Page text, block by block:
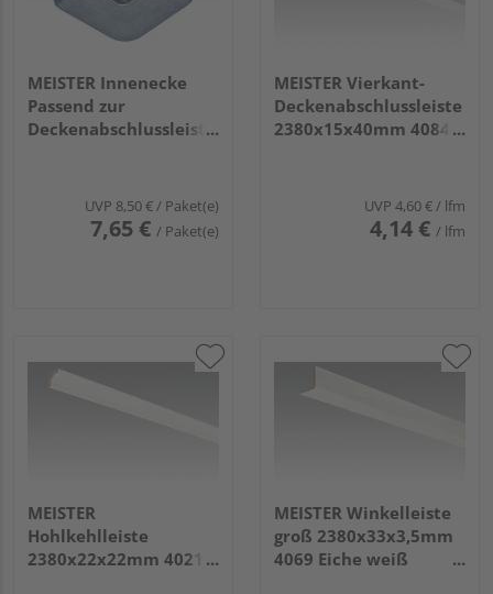
MEISTER Innenecke
Passend zur
Deckenabschlussleiste
UVP 8,50 €/ Paket(e)
7,65 € / Paket(e)
MEISTER Vierkant-
Deckenabschlussleiste
2380x15x40mm 4084
UVP 4,60 €/ lfm
4,14 € / lfm
MEISTER
Hohlkehlleiste
2380x22x22mm 4021
MEISTER Winkelleiste
groß 2380x33x3,5mm
4069 Eiche weiß